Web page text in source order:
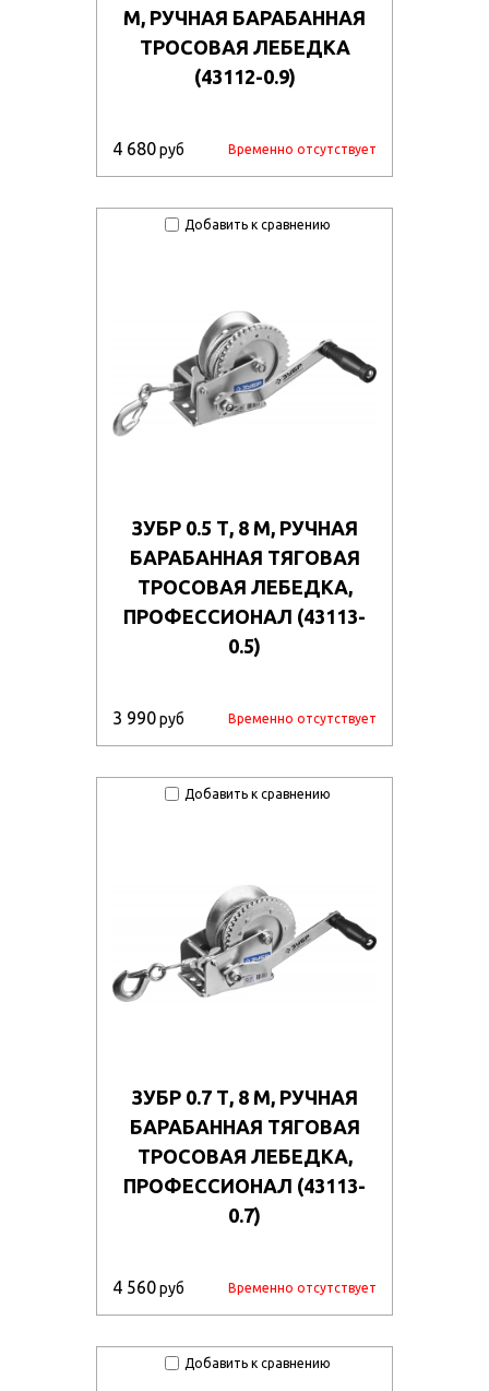
М, РУЧНАЯ БАРАБАННАЯ
ТРОСОВАЯ ЛЕБЕДКА
(43112-0.9)
4 680руб Временно отсутствует
Добавить к сравнению
ЗУБР 0.5 Т, 8 М, РУЧНАЯ
БАРАБАННАЯ ТЯГОВАЯ
ТРОСОВАЯ ЛЕБЕДКА,
ПРОФЕССИОНАЛ (43113-
0.5)
3 990руб Временно отсутствует
Добавить к сравнению
ЗУБР 0.7 Т, 8 М, РУЧНАЯ
БАРАБАННАЯ ТЯГОВАЯ
ТРОСОВАЯ ЛЕБЕДКА,
ПРОФЕССИОНАЛ (43113-
0.7)
4 560руб Временно отсутствует
Добавить к сравнению